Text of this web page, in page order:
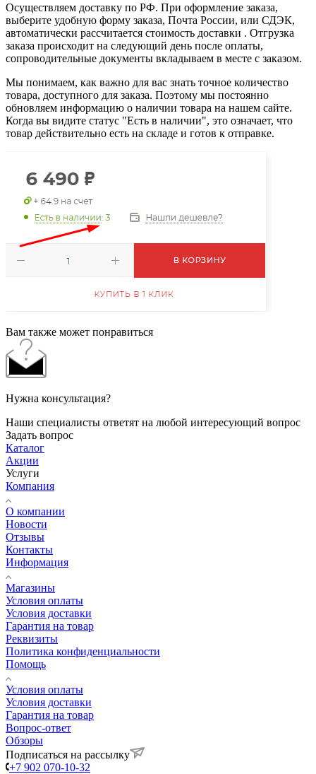
Осуществляем доставку по РФ. При оформление заказа,
выберите удобную форму заказа, Почта России, или СДЭК,
автоматически рассчитается стоимость доставки . Отгрузка
заказа происходит на следующий день после оплаты,
сопроводительные документы вкладываем в месте с заказом.
Мы понимаем, как важно для вас знать точное количество
товара, доступного для заказа. Поэтому мы постоянно
обновляем информацию о наличии товара на нашем сайте.
Когда вы видите статус "Есть в наличии", это означает, что
товар действительно есть на складе и готов к отправке.
Вам также может понравиться
Нужна консультация?
Наши специалисты ответят на любой интересующий вопрос
Задать вопрос
Каталог
Акции
Услуги
Компания
О компании
Новости
Отзывы
Контакты
Информация
Магазины
Условия оплаты
Условия доставки
Гарантия на товар
Реквизиты
Политика конфиденциальности
Помощь
Условия оплаты
Условия доставки
Гарантия на товар
Вопрос-ответ
Обзоры
Подписаться на рассылку
+7 902 070-10-32